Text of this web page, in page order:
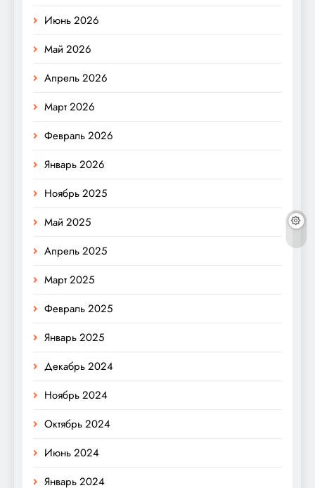
Июнь 2026
Май 2026
Апрель 2026
Март 2026
Февраль 2026
Январь 2026
Ноябрь 2025
Май 2025
Апрель 2025
Март 2025
Февраль 2025
Январь 2025
Декабрь 2024
Ноябрь 2024
Октябрь 2024
Июнь 2024
Январь 2024